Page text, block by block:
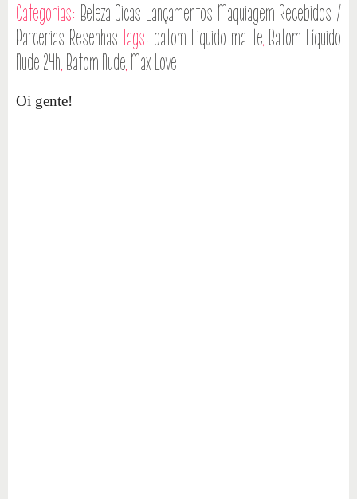
Categorias: Beleza Dicas Lançamentos Maquiagem Recebidos /
Parcerias Resenhas Tags: batom Liquido matte, Batom Líquido
Nude 24h, Batom Nude, Max Love
Oi gente!